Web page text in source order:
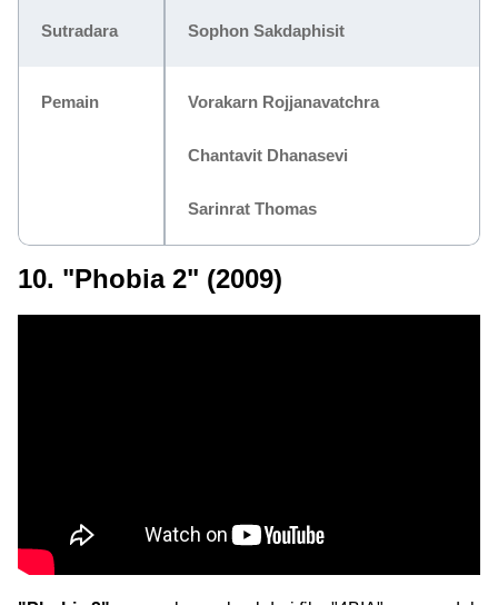
Sutradara Sophon Sakdaphisit
Pemain Vorakarn Rojjanavatchra
Chantavit Dhanasevi
Sarinrat Thomas
10. "Phobia 2" (2009)